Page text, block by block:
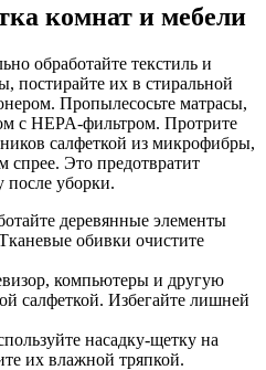
комнат и мебели
обработайте текстиль и
постирайте их в стиральной
Пропылесосьте матрасы,
с HEPA-фильтром. Протрите
салфеткой из микрофибры,
спрее. Это предотвратит
после уборки.
деревянные элементы
обивки очистите
компьютеры и другую
салфеткой. Избегайте лишней
насадку-щетку на
их влажной тряпкой.